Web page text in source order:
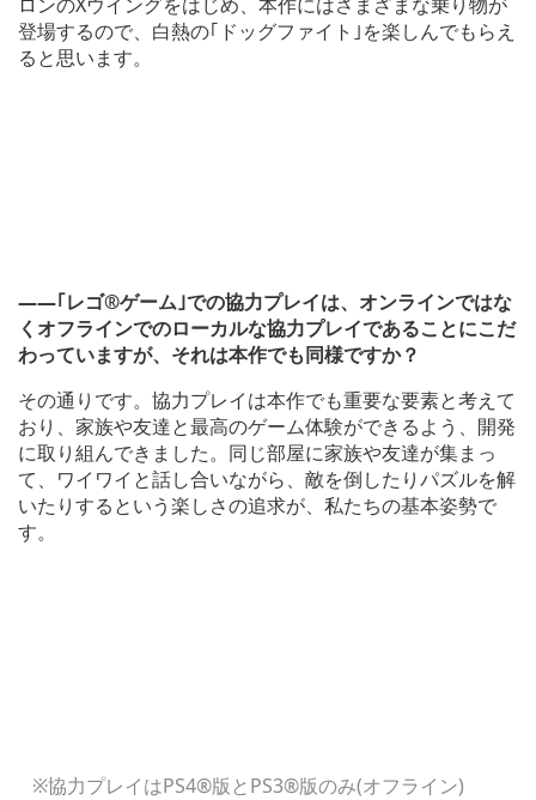
登場するので、白熱の｢ドッグファイト｣を楽しんでもらえ
ると思います。
――｢レゴ®ゲーム｣での協力プレイは、オンラインではな
くオフラインでのローカルな協力プレイであることにこだ
わっていますが、それは本作でも同様ですか？
その通りです。協力プレイは本作でも重要な要素と考えて
おり、家族や友達と最高のゲーム体験ができるよう、開発
に取り組んできました。同じ部屋に家族や友達が集まっ
て、ワイワイと話し合いながら、敵を倒したりパズルを解
いたりするという楽しさの追求が、私たちの基本姿勢で
す。
※協力プレイはPS4®版とPS3®版のみ(オフライン)